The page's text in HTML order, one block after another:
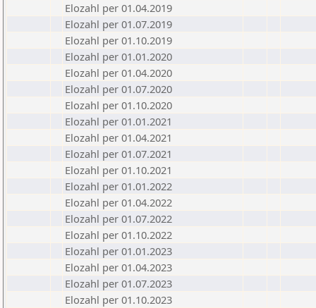
Elozahl per 01.04.2019
Elozahl per 01.07.2019
Elozahl per 01.10.2019
Elozahl per 01.01.2020
Elozahl per 01.04.2020
Elozahl per 01.07.2020
Elozahl per 01.10.2020
Elozahl per 01.01.2021
Elozahl per 01.04.2021
Elozahl per 01.07.2021
Elozahl per 01.10.2021
Elozahl per 01.01.2022
Elozahl per 01.04.2022
Elozahl per 01.07.2022
Elozahl per 01.10.2022
Elozahl per 01.01.2023
Elozahl per 01.04.2023
Elozahl per 01.07.2023
Elozahl per 01.10.2023